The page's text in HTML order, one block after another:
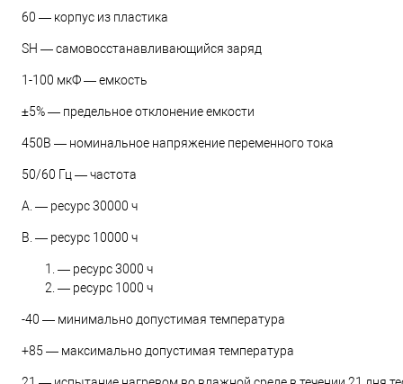
60 — корпус из пластика
SH — самовосстанавливающийся заряд
1-100 мкФ — емкость
±5% — предельное отклонение емкости
450В — номинальное напряжение переменного тока
50/60 Гц — частота
А. — ресурс 30000 ч
В. — ресурс 10000 ч
— ресурс 3000 ч
— ресурс 1000 ч
-40 — минимально допустимая температура
+85 — максимально допустимая температура